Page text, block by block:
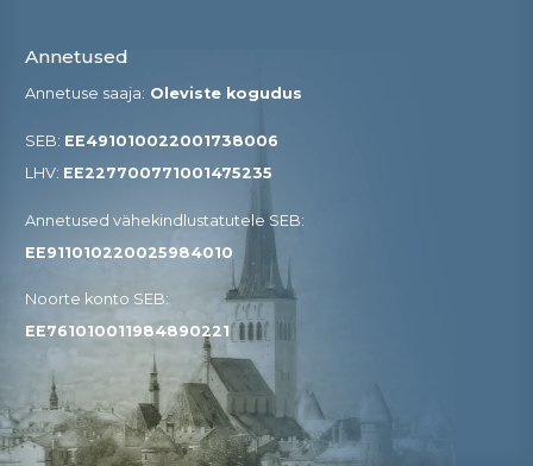
Annetused
Annetuse saaja: Oleviste kogudus
SEB: EE491010022001738006
LHV: EE227700771001475235
Annetused vähekindlustatutele SEB​:
EE911010220025984010
Noorte konto SEB:
EE761010011984890221